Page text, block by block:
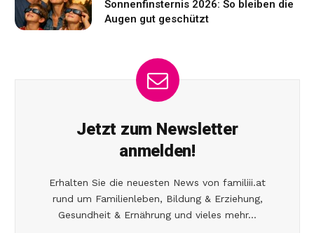
Sonnenfinsternis 2026: So bleiben die
Augen gut geschützt
Jetzt zum Newsletter
anmelden!
Erhalten Sie die neuesten News von familiii.at
rund um Familienleben, Bildung & Erziehung,
Gesundheit & Ernährung und vieles mehr...